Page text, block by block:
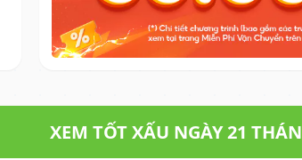
XEM TỐT XẤU NGÀY 21